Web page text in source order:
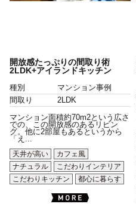
開放感たっぷりの間取り術
2LDK+アイランドキッチン
種別
マンション事例
間取り
2LDK
マンション面積約70m2という広さ
での、この開放感のあるリビン
グ。他に2部屋もあるというから
「え...
天井が高い
カフェ風
ナチュラル
こだわりインテリア
こだわりキッチン
都心に暮らす